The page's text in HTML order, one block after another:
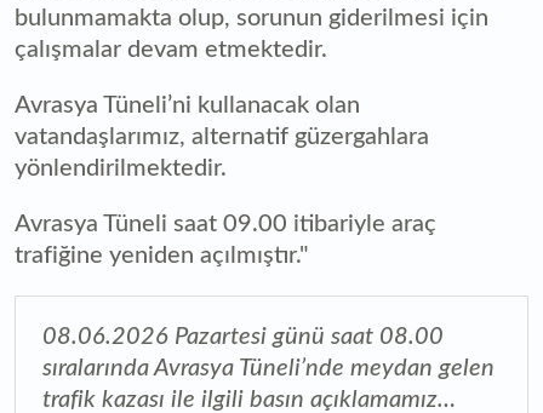
bulunmamakta olup, sorunun giderilmesi için
çalışmalar devam etmektedir.
Avrasya Tüneli’ni kullanacak olan
vatandaşlarımız, alternatif güzergahlara
yönlendirilmektedir.
Avrasya Tüneli saat 09.00 itibariyle araç
trafiğine yeniden açılmıştır."
08.06.2026 Pazartesi günü saat 08.00
sıralarında Avrasya Tüneli’nde meydan gelen
trafik kazası ile ilgili basın açıklamamız…